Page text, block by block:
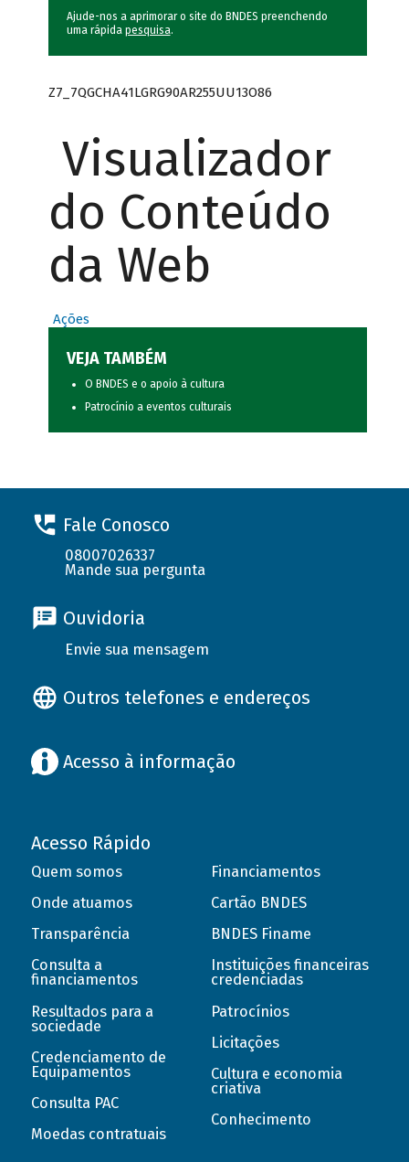
Ajude-nos a aprimorar o site do BNDES preenchendo
uma rápida pesquisa.
Z7_7QGCHA41LGRG90AR255UU13O86
Visualizador
do Conteúdo
da Web
Ações
VEJA TAMBÉM
O BNDES e o apoio à cultura
Patrocínio a eventos culturais
Fale Conosco
08007026337
Mande sua pergunta
Ouvidoria
Envie sua mensagem
Outros telefones e endereços
Acesso à informação
Acesso Rápido
Quem somos
Onde atuamos
Transparência
Consulta a
financiamentos
Resultados para a
sociedade
Credenciamento de
Equipamentos
Consulta PAC
Moedas contratuais
Financiamentos
Cartão BNDES
BNDES Finame
Instituições financeiras
credenciadas
Patrocínios
Licitações
Cultura e economia
criativa
Conhecimento